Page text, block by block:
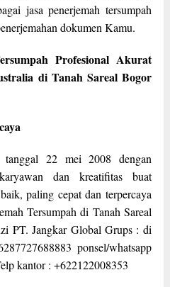
jasa penerjemah tersumpah
dokumen Kamu.
Profesional Akurat
di Tanah Sareal Bogor
tanggal 22 mei 2008 dengan
dan kreatifitas buat
paling cepat dan terpercaya
Tersumpah di Tanah Sareal
PT. Jangkar Global Grups : di
ponsel/whatsapp
kantor : +622122008353